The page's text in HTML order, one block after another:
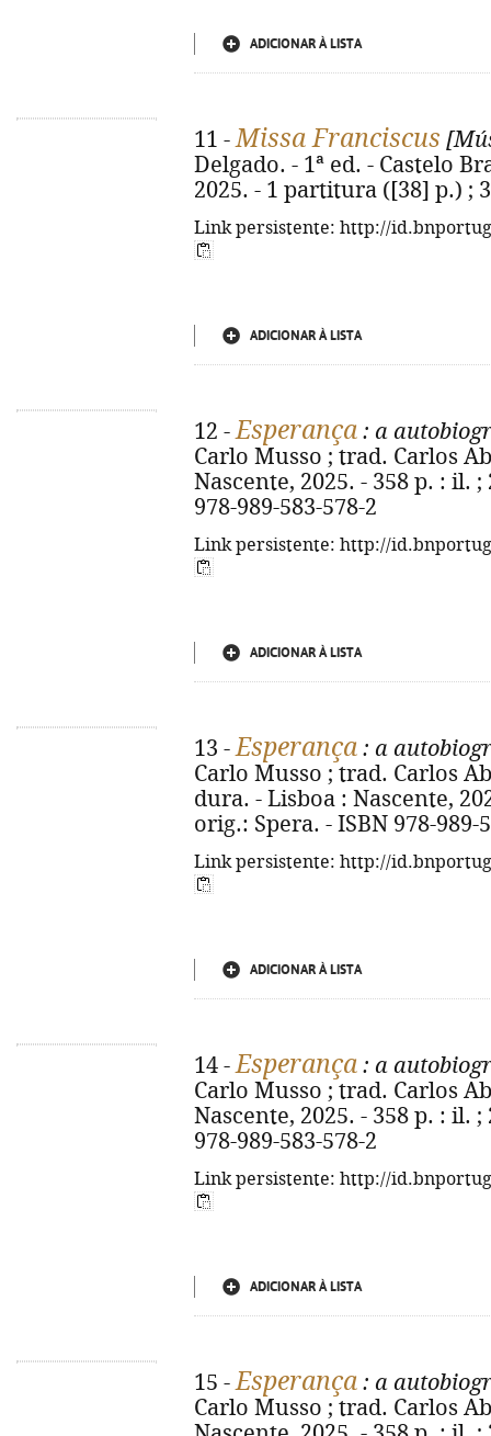
ADICIONAR À LISTA
11 -Missa Franciscus
Delgado. - 1ª ed. - Castelo
2025. - 1 partitura ([38] p.) ;
Link persistente: http://
ADICIONAR À LISTA
12 -Esperança : a
Carlo Musso ; trad. Carlos
Nascente, 2025. - 358 p. : il.
978-989-583-578-2
Link persistente: http://
ADICIONAR À LISTA
13 -Esperança : a
Carlo Musso ; trad. Carlos
dura. - Lisboa : Nascente,
orig.: Spera. - ISBN 978-989-
Link persistente: http://
ADICIONAR À LISTA
14 -Esperança : a
Carlo Musso ; trad. Carlos
Nascente, 2025. - 358 p. : il.
978-989-583-578-2
Link persistente: http://
ADICIONAR À LISTA
15 -Esperança : a
Carlo Musso ; trad. Carlos